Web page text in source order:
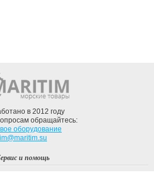
в 2012 году
обращайтесь:
оборудование
и помощь